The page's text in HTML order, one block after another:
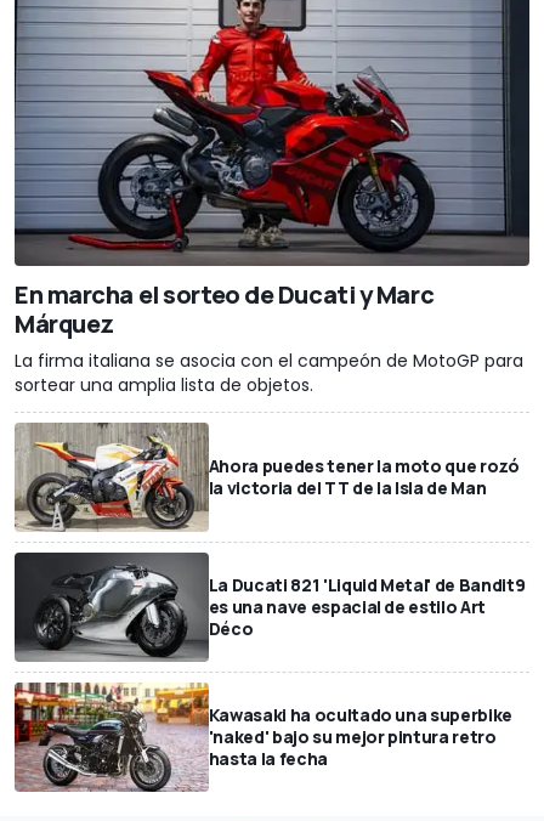
En marcha el sorteo de Ducati y Marc
Márquez
La firma italiana se asocia con el campeón de MotoGP para
sortear una amplia lista de objetos.
Ahora puedes tener la moto que rozó
la victoria del TT de la Isla de Man
La Ducati 821 'Liquid Metal' de Bandit9
es una nave espacial de estilo Art
Déco
Kawasaki ha ocultado una superbike
'naked' bajo su mejor pintura retro
hasta la fecha